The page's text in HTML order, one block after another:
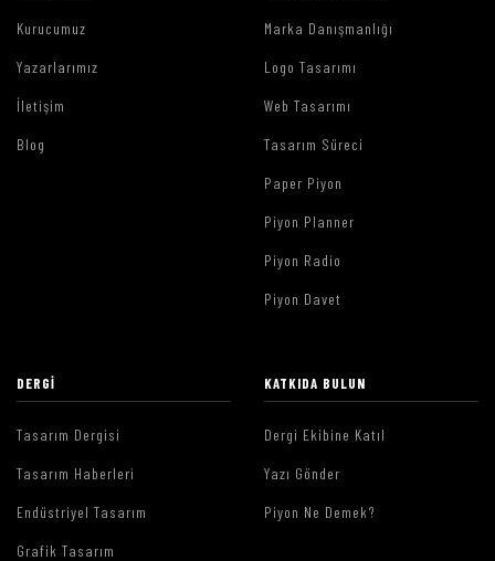
Kurucumuz
Yazarlarımız
İletişim
Blog
Marka Danışmanlığı
Logo Tasarımı
Web Tasarımı
Tasarım Süreci
Paper Piyon
Piyon Planner
Piyon Radio
Piyon Davet
DERGI
Tasarım Dergisi
Tasarım Haberleri
Endüstriyel Tasarım
Grafik Tasarım
KATKIDA BULUN
Dergi Ekibine Katıl
Yazı Gönder
Piyon Ne Demek?